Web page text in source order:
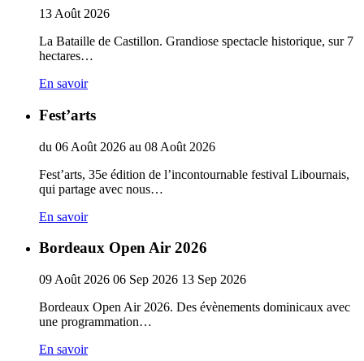
13 Août 2026
La Bataille de Castillon. Grandiose spectacle historique, sur 7
hectares…
En savoir
Fest’arts
du 06 Août 2026 au 08 Août 2026
Fest’arts, 35e édition de l’incontournable festival Libournais,
qui partage avec nous…
En savoir
Bordeaux Open Air 2026
09 Août 2026 06 Sep 2026 13 Sep 2026
Bordeaux Open Air 2026. Des évènements dominicaux avec
une programmation…
En savoir